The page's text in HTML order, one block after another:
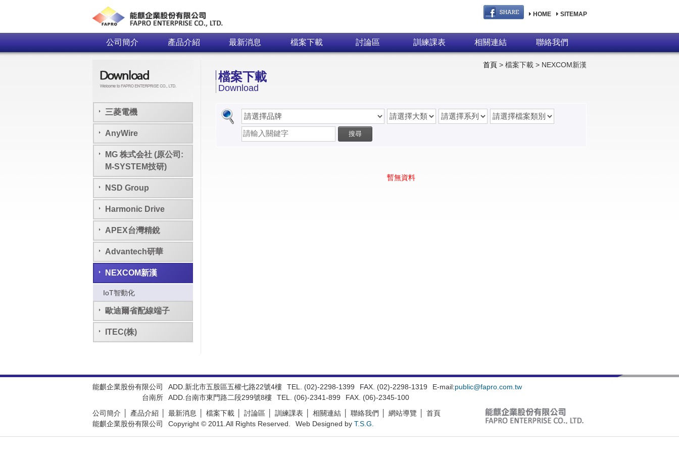
HOME SITEMAP
公司簡介 產品介紹 最新消息 檔案下載 討論區 訓練課表 相關連結 聯絡我們
三菱電機
AnyWire
MG 株式会社 (原公司:
M-SYSTEM技研)
NSD Group
Harmonic Drive
APEX台灣精銳
Advantech研華
NEXCOM新漢
IoT智動化
歐迪爾省配線端子
ITEC(株)
首頁 > 檔案下載 > NEXCOM新漢
檔案下載
Download
搜尋
暫無資料
能麒企業股份有限公司 ADD.新北市五股區五權七路22號4樓 TEL. (02)-2298-1399 FAX. (02)-2298-1319 E-mail:public@fapro.com.tw
台南所
ADD.台南市東門路二段299號8樓 TEL. (06)-2341-899
FAX. (06)-2345-100
公司簡介
產品介紹 最新消息 檔案下載 討論區 訓練課表 相關連結 聯絡我們 網站導覽
首頁
能麒企業股份有限公司
Copyright © 2011.All Rights Reserved. Web Designed by T.S.G.